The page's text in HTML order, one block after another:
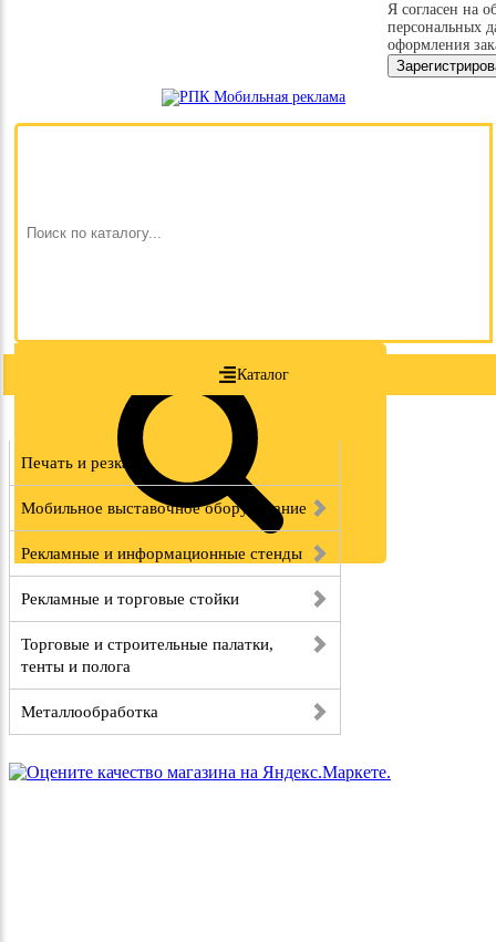
Каталог
Я согласен на
персональных
оформления
Печать и резка
Мобильное выставочное оборудование
Рекламные и информационные стенды
Рекламные и торговые стойки
Торговые и строительные палатки,
тенты и полога
Металлообработка